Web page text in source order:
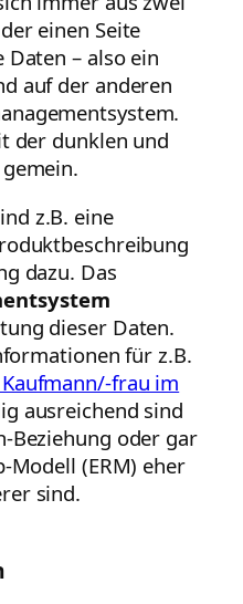
einen Seite
– also ein
auf der anderen
der dunklen und
z.B. eine
dazu. Das
dieser Daten.
für z.B.
frau im
ausreichend sind
Beziehung oder gar
Modell (ERM) eher
sind.